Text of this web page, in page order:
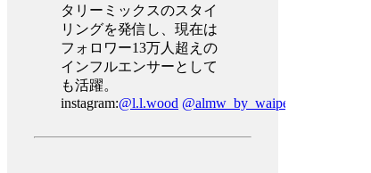
タリーミックスのスタイ
リングを発信し、現在は
フォロワー13万人超えの
インフルエンサーとして
も活躍。
instagram:@l.l.wood @almw_by_waiper